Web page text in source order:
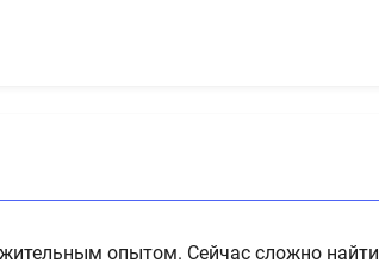
опытом. Сейчас сложно найти